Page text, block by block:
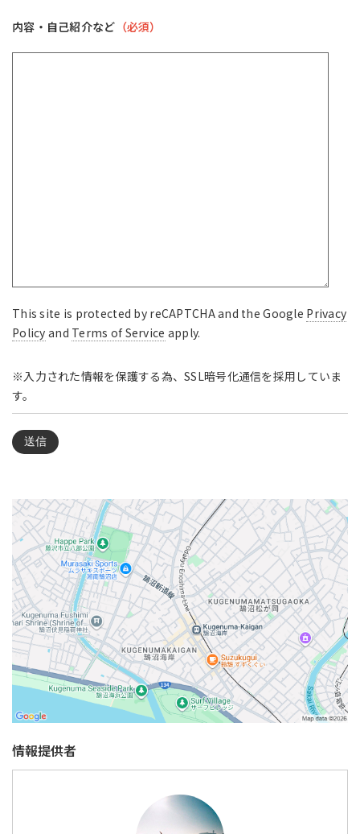
内容・自己紹介など （必須）
This site is protected by reCAPTCHA and the Google Privacy
Policy and Terms of Service apply.
※入力された情報を保護する為、SSL暗号化通信を採用していま
す。
情報提供者